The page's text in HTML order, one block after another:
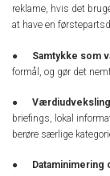
reklame, hvis det
at have en
● Samtykke som
formål, og gør det
●
briefings, lokal
berøre særlige
● Dataminimering